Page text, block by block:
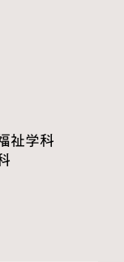
祉学科